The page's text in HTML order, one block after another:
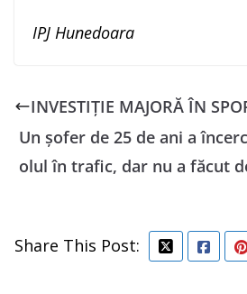
IPJ Hunedoara
INVESTIȚIE MAJORĂ ÎN
Un șofer de 25 de ani a
olul în trafic, dar nu a făcut
Share This Post: